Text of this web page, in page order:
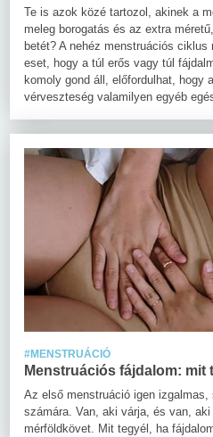
Te is azok közé tartozol, akinek a
meleg borogatás és az extra
betét? A nehéz menstruációs
eset, hogy a túl erős vagy túl
komoly gond áll, előfordulhat, hogy
vérveszteség valamilyen egyéb
#MENSTRUÁCIÓ
Menstruációs fájdalom: mit
Az első menstruáció igen
számára. Van, aki várja, és van,
mérföldkövet. Mit tegyél, ha